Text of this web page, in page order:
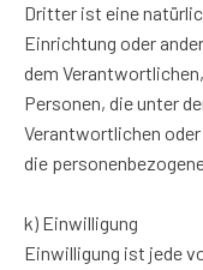
Dritter ist eine
Einrichtung oder
dem
Personen, die unter
Verantwortlichen
die
k) Einwilligung
Einwilligung ist jede